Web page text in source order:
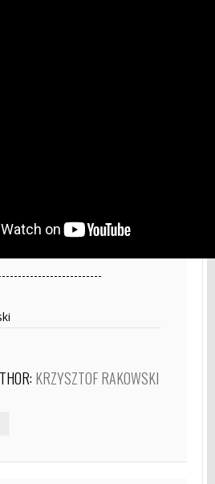
KRZYSZTOF RAKOWSKI